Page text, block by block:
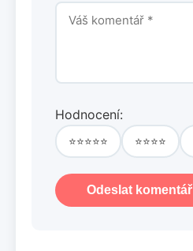
Hodnocení:
⭐⭐⭐⭐⭐ ⭐⭐⭐⭐
Odeslat komentář